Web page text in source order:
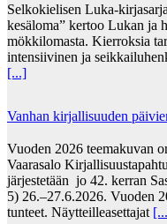
Selkokielisen Luka-
kesäloma” kertoo Lukan ja
mökkilomasta. Kierroksia
intensiivinen ja
[...]
Vanhan kirjallisuuden
Vuoden 2026 teemakuvan
Vaarasalo
järjestetään jo 42. kerran
5) 26.–27.6.2026. Vuoden
tunteet. Näytteilleasettajat